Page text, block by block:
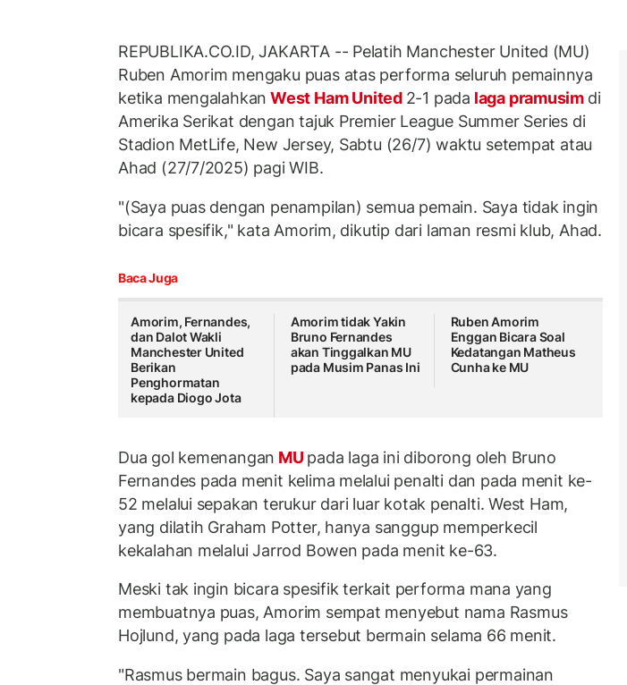
REPUBLIKA.CO.ID, JAKARTA -- Pelatih Manchester United (MU)
Ruben Amorim mengaku puas atas performa seluruh pemainnya
ketika mengalahkan West Ham United 2-1 pada laga pramusim di
Amerika Serikat dengan tajuk Premier League Summer Series di
Stadion MetLife, New Jersey, Sabtu (26/7) waktu setempat atau
Ahad (27/7/2025) pagi WIB.
"(Saya puas dengan penampilan) semua pemain. Saya tidak ingin
bicara spesifik," kata Amorim, dikutip dari laman resmi klub, Ahad.
Baca Juga
Amorim, Fernandes,
dan Dalot Wakli
Manchester United
Berikan
Penghormatan
kepada Diogo Jota
Amorim tidak Yakin
Bruno Fernandes
akan Tinggalkan MU
pada Musim Panas Ini
Ruben Amorim
Enggan Bicara Soal
Kedatangan Matheus
Cunha ke MU
Dua gol kemenangan MU pada laga ini diborong oleh Bruno
Fernandes pada menit kelima melalui penalti dan pada menit ke-
52 melalui sepakan terukur dari luar kotak penalti. West Ham,
yang dilatih Graham Potter, hanya sanggup memperkecil
kekalahan melalui Jarrod Bowen pada menit ke-63.
Meski tak ingin bicara spesifik terkait performa mana yang
membuatnya puas, Amorim sempat menyebut nama Rasmus
Hojlund, yang pada laga tersebut bermain selama 66 menit.
"Rasmus bermain bagus. Saya sangat menyukai permainan